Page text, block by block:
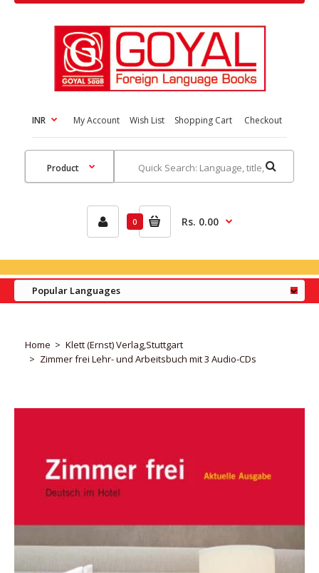
INR My Account Wish List Shopping Cart Checkout
0 Rs. 0.00
Popular Languages
Home
Klett (Ernst) Verlag,Stuttgart
Zimmer frei Lehr- und Arbeitsbuch mit 3 Audio-CDs